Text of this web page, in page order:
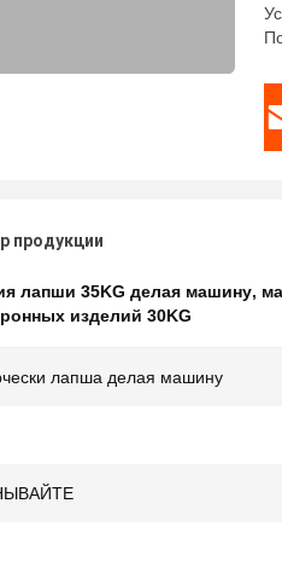
продукции
лапши 35KG делая машину,
изделий 30KG
лапша делая машину